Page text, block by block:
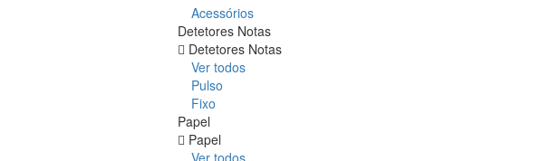
Acessórios
Detetores Notas
Detetores Notas
Ver todos
Pulso
Fixo
Papel
Papel
Ver todos